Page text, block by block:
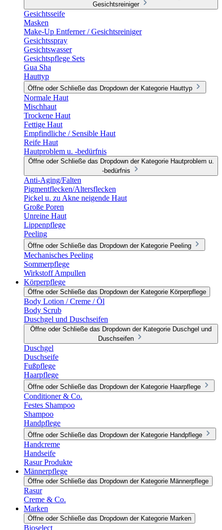
Gesichtsreiniger
Gesichtsseife
Masken
Make-Up Entferner / Gesichtsreiniger
Gesichtsspray
Gesichtswasser
Gesichtspflege Sets
Gua Sha
Hauttyp
Öffne oder Schließe das Dropdown der Kategorie Hauttyp
Normale Haut
Mischhaut
Trockene Haut
Fettige Haut
Empfindliche / Sensible Haut
Reife Haut
Hautproblem u. -bedürfnis
Öffne oder Schließe das Dropdown der Kategorie Hautproblem u.
-bedürfnis
Anti-Aging/Falten
Pigmentflecken/Altersflecken
Pickel u. zu Akne neigende Haut
Große Poren
Unreine Haut
Lippenpflege
Peeling
Öffne oder Schließe das Dropdown der Kategorie Peeling
Mechanisches Peeling
Sommerpflege
Wirkstoff Ampullen
Körperpflege
Öffne oder Schließe das Dropdown der Kategorie Körperpflege
Body Lotion / Creme / Öl
Body Scrub
Duschgel und Duschseifen
Öffne oder Schließe das Dropdown der Kategorie Duschgel und
Duschseifen
Duschgel
Duschseife
Fußpflege
Haarpflege
Öffne oder Schließe das Dropdown der Kategorie Haarpflege
Conditioner & Co.
Festes Shampoo
Shampoo
Handpflege
Öffne oder Schließe das Dropdown der Kategorie Handpflege
Handcreme
Handseife
Rasur Produkte
Männerpflege
Öffne oder Schließe das Dropdown der Kategorie Männerpflege
Rasur
Creme & Co.
Marken
Öffne oder Schließe das Dropdown der Kategorie Marken
Bioselect